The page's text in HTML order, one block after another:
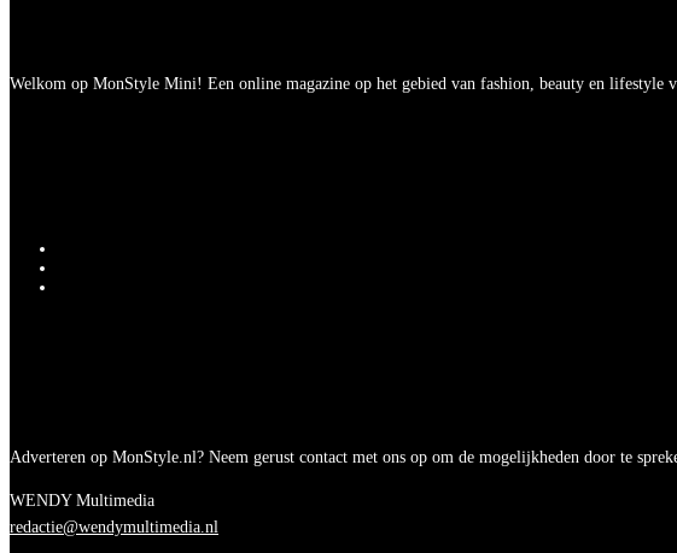
Welkom op MonStyle Mini! Een online magazine op het gebied van fashion, beauty en lifestyle
Adverteren op MonStyle.nl? Neem gerust contact met ons op om de mogelijkheden door te
WENDY Multimedia
redactie@wendymultimedia.nl